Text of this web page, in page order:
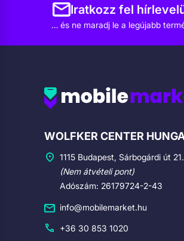
Iratkozz fel
… és ne maradj le a legújabb
Cégadatok
WOLFKER CENTER
1115 Budapest, Sárbogárdi út 21.
(Nem átvételi pont)
Adószám: 26179724-2-43
info@mobilemarket.hu
+36 30 853 1020